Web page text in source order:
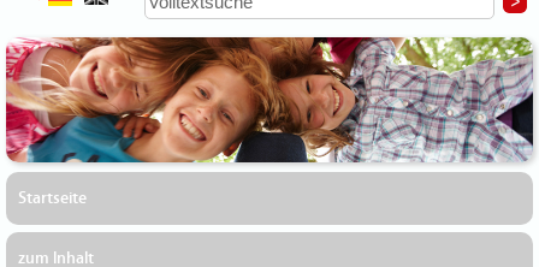
Startseite
zum Inhalt